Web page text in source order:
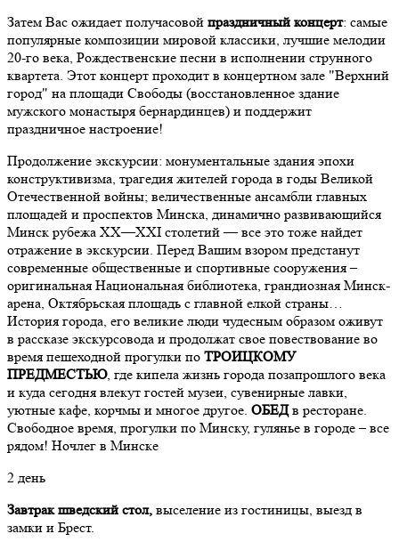
Затем Вас ожидает получасовой праздничный концерт: самые
популярные композиции мировой классики, лучшие мелодии
20-го века, Рождественские песни в исполнении струнного
квартета. Этот концерт проходит в концертном зале "Верхний
город" на площади Свободы (восстановленное здание
мужского монастыря бернардинцев) и поддержит
праздничное настроение!
Продолжение экскурсии: монументальные здания эпохи
конструктивизма, трагедия жителей города в годы Великой
Отечественной войны; величественные ансамбли главных
площадей и проспектов Минска, динамично развивающийся
Минск рубежа ХХ—ХХI столетий — все это тоже найдет
отражение в экскурсии. Перед Вашим взором предстанут
современные общественные и спортивные сооружения –
оригинальная Национальная библиотека, грандиозная Минск-
арена, Октябрьская площадь с главной елкой страны…
История города, его великие люди чудесным образом оживут
в рассказе экскурсовода и продолжат свое повествование во
время пешеходной прогулки по ТРОИЦКОМУ
ПРЕДМЕСТЬЮ, где кипела жизнь города позапрошлого века
и куда сегодня влекут гостей музеи, сувенирные лавки,
уютные кафе, корчмы и многое другое. ОБЕДв ресторане.
Свободное время, прогулки по Минску, гулянье в городе – все
рядом! Ночлег в Минске
2 день
Завтракшведский стол, выселение из гостиницы, выезд в
замки и Брест.